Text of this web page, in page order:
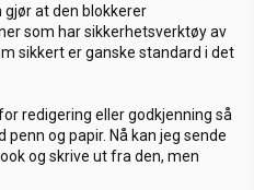
at den blokkerer
som har sikkerhetsverktøy av
sikkert er ganske standard i det
redigering eller godkjenning så
og papir. Nå kan jeg sende
og skrive ut fra den, men